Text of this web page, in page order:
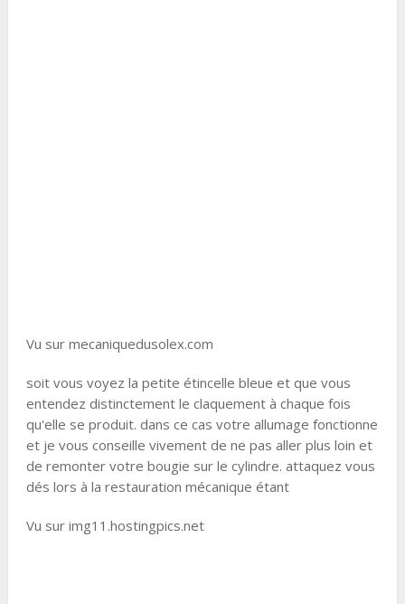
Vu sur mecaniquedusolex.com
soit vous voyez la petite étincelle bleue et que vous
entendez distinctement le claquement à chaque fois
qu'elle se produit. dans ce cas votre allumage fonctionne
et je vous conseille vivement de ne pas aller plus loin et
de remonter votre bougie sur le cylindre. attaquez vous
dés lors à la restauration mécanique étant
Vu sur img11.hostingpics.net